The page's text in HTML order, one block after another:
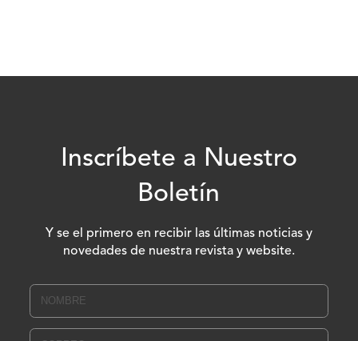
Inscríbete a Nuestro
Boletín
Y se el primero en recibir las últimas noticias y
novedades de nuestra revista y website.